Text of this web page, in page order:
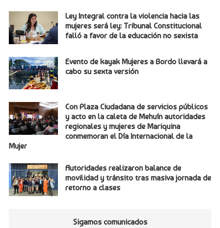
Ley Integral contra la violencia hacia las
mujeres será ley: Tribunal Constitucional
falló a favor de la educación no sexista
Evento de kayak Mujeres a Bordo llevará a
cabo su sexta versión
Con Plaza Ciudadana de servicios públicos
y acto en la caleta de Mehuín autoridades
regionales y mujeres de Mariquina
conmemoran el Día Internacional de la
Mujer
Autoridades realizaron balance de
movilidad y tránsito tras masiva jornada de
retorno a clases
Sigamos comunicados